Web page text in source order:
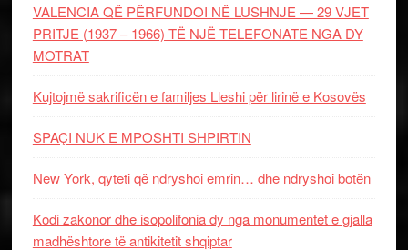
VALENCIA QË PËRFUNDOI NË LUSHNJE — 29 VJET
PRITJE (1937 – 1966) TË NJË TELEFONATE NGA DY
MOTRAT
Kujtojmë sakrificën e familjes Lleshi për lirinë e Kosovës
SPAÇI NUK E MPOSHTI SHPIRTIN
New York, qyteti që ndryshoi emrin… dhe ndryshoi botën
Kodi zakonor dhe isopolifonia dy nga monumentet e gjalla
madhështore të antikitetit shqiptar